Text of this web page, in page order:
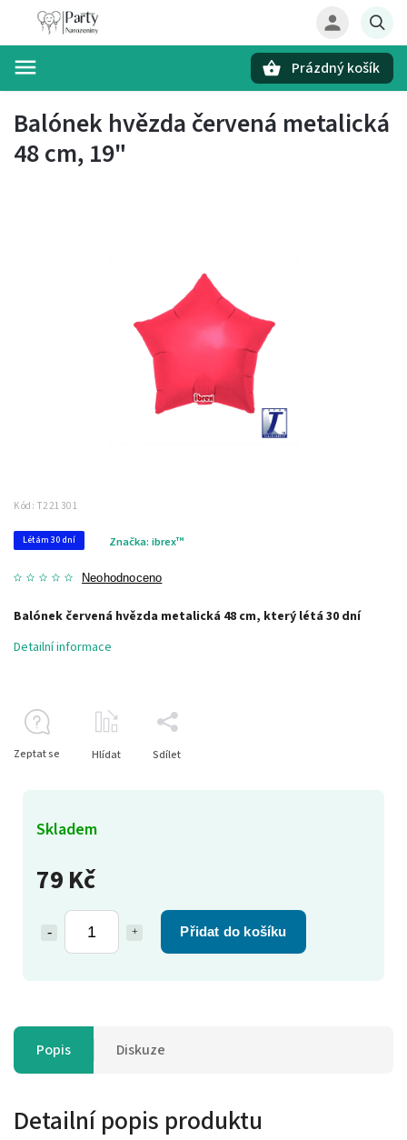
Prázdný košík
Balónek hvězda červená metalická
48 cm, 19"
Kód: T221301
Létám 30 dní
Neohodnoceno
Značka: ibrex™
79 Kč
Přidat do košíku
Skladem
Balónek červená hvězda metalická 48 cm, který létá 30 dní
Detailní informace
Zeptat se Hlídat Sdílet
Popis Diskuze
Detailní popis produktu